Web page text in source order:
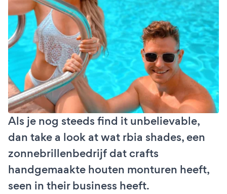
Als je nog steeds find it unbelievable,
dan take a look at wat rbia shades, een
zonnebrillenbedrijf dat crafts
handgemaakte houten monturen heeft,
seen in their business heeft.